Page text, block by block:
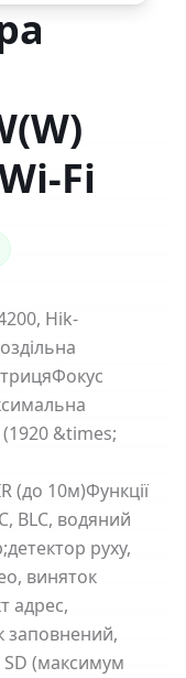
Fi
Hik-
(1920 &times;
(до 10м)Функції
BLC, водяний
руху,
виняток
адрес,
заповнений,
(максимум